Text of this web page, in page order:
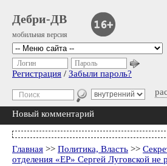
Дебри-ДВ
мобильная версия
Логин Пароль
Регистрация / Забыли пароль?
Новый комментарий
Главная >> Политика, Власть >>
отделения «ЕР» Сергей Луговской не